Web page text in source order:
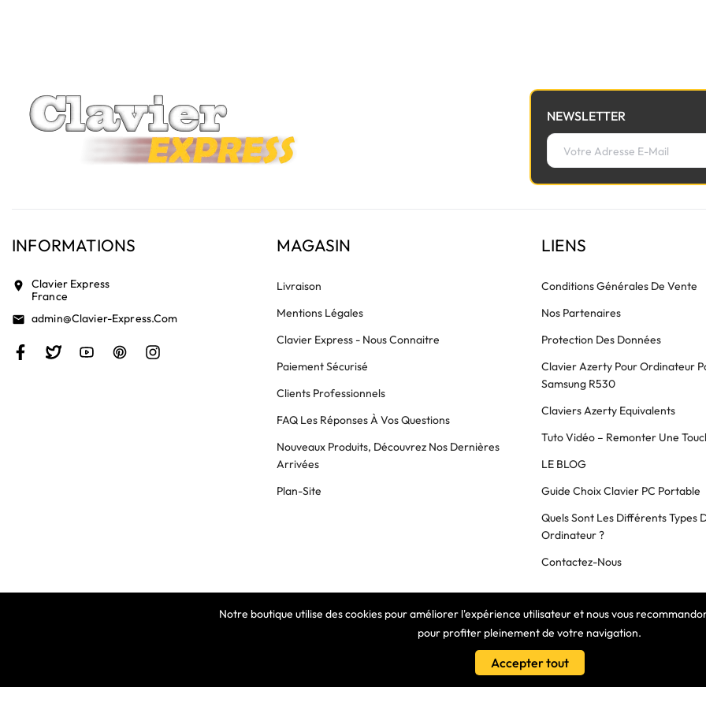
Notre boutique utilise des cookies pour améliorer l'expérience utilisateur et nous vous
pour profiter pleinement de votre navigation.
Accepter tout
NEWSLETTER
INFORMATIONS
location_on
Clavier Express
France
email Admin@clavier-Express.com
MAGASIN
Livraison
Mentions Légales
Clavier Express - Nous Connaitre
Paiement Sécurisé
Clients Professionnels
FAQ Les Réponses À Vos Questions
Nouveaux Produits, Découvrez Nos Dernières
Arrivées
Plan-Site
LIENS
Conditions Générales De Vente
Nos Partenaires
Protection Des Données
Clavier Azerty Pour Ordinateur
Samsung R530
Claviers Azerty Equivalents
Tuto Vidéo – Remonter Une
LE BLOG
Guide Choix Clavier PC Portable
Quels Sont Les Différents Types
Ordinateur ?
Contactez-Nous
COPYRIGHT © 2025 Clavier Express